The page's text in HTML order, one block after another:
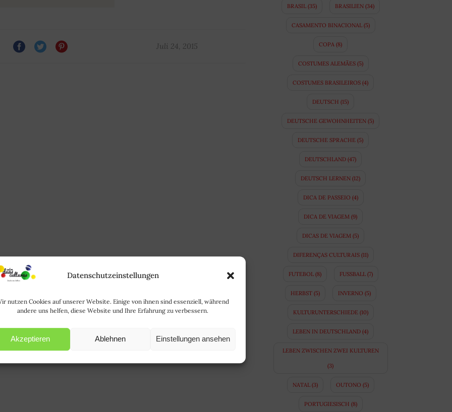
Datenschutzeinstellungen
nutzen Cookies auf unserer Website. Einige von ihnen sind essenziell, während
andere uns helfen, diese Website und Ihre Erfahrung zu verbessern.
Akzeptieren Ablehnen Einstellungen ansehen
Juli 24, 2015
BRASIL(35) BRASILIEN(34)
CASAMENTO BINACIONAL(5)
COPA (8)
COSTUMES ALEMÃES(5)
COSTUMES BRASILEIROS (4)
DEUTSCH (15)
DEUTSCHE GEWOHNHEITEN (5)
DEUTSCHE SPRACHE (5)
DEUTSCHLAND (47)
DEUTSCH LERNEN (12)
DICA DE PASSEIO (4)
DICA DE VIAGEM (9)
DICAS DE VIAGEM (5)
DIFERENÇAS CULTURAIS(11)
FUTEBOL(8) FUSSBALL (7)
HERBST(5) INVERNO (5)
KULTURUNTERSCHIEDE(10)
LEBEN IN DEUTSCHLAND (4)
LEBEN ZWISCHEN ZWEI KULTUREN
(3)
NATAL(3) OUTONO (5)
PORTUGIESISCH (8)